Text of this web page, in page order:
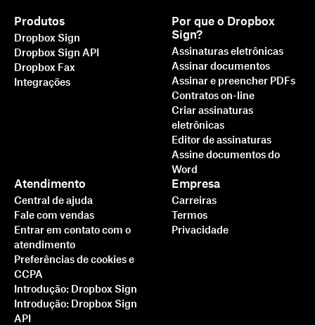
Mais rápido, inteligente e
seguro: como o Dropbox
Sign está impulsionando
negócios em 2025
Produtos
Dropbox Sign
Dropbox Sign API
Dropbox Fax
Integrações
Por que o Dropbox
Sign?
Assinaturas eletrônicas
Assinar documentos
Assinar e preencher PDFs
Contratos on-line
Criar assinaturas
eletrônicas
Editor de assinaturas
Assine documentos do
Word
Atendimento
Central de ajuda
Fale com vendas
Entrar em contato com o
atendimento
Preferências de cookies e
CCPA
Introdução: Dropbox Sign
Introdução: Dropbox Sign
API
Empresa
Carreiras
Termos
Privacidade